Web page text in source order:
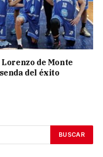
de Monte
del éxito